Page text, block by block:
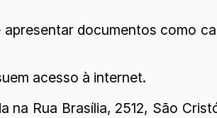
documentos como
acesso à internet.
Rua Brasília, 2512, São